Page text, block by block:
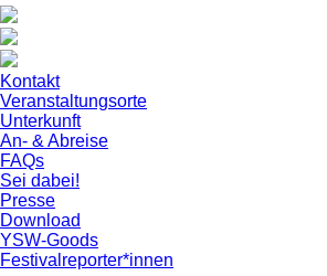
Kontakt
Veranstaltungsorte
Unterkunft
An- & Abreise
FAQs
Sei dabei!
Presse
Download
YSW-Goods
Festivalreporter*innen